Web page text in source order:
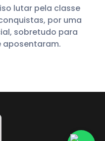
lutar pela classe
por uma
sobretudo para
aposentaram.